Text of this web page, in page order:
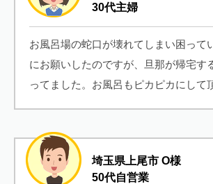
30代主婦
お風呂場の蛇口が壊れてしまい困って
にお願いしたのですが、旦那が帰宅す
ってました。お風呂もピカピカにして
埼玉県上尾市 O様
50代自営業